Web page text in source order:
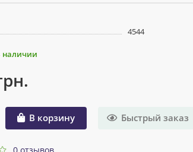
4544
наличии
В корзину Быстрый заказ